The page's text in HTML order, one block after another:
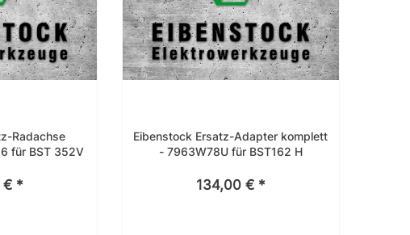
Radachse
für BST 352V
€ *
Eibenstock Ersatz-Adapter komplett
- 7963W78U für BST162 H
134,00 € *